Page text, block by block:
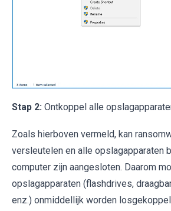
Stap 2: Ontkoppel alle
Zoals hierboven vermeld, kan
versleutelen en alle opslagapparaten
computer zijn aangesloten. Daarom
opslagapparaten (flashdrives,
enz.) onmiddellijk worden